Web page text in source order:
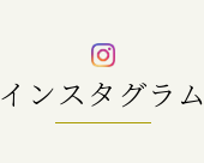
インスタグラム